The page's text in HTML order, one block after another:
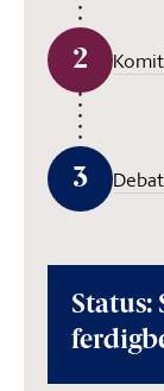
2
3
Status: